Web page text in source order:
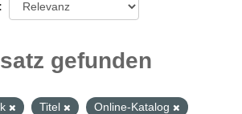
gefunden
Titel
Online-Katalog